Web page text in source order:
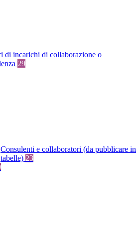
di incarichi di collaborazione o
29
Consulenti e collaboratori (da pubblicare in
tabelle) 23